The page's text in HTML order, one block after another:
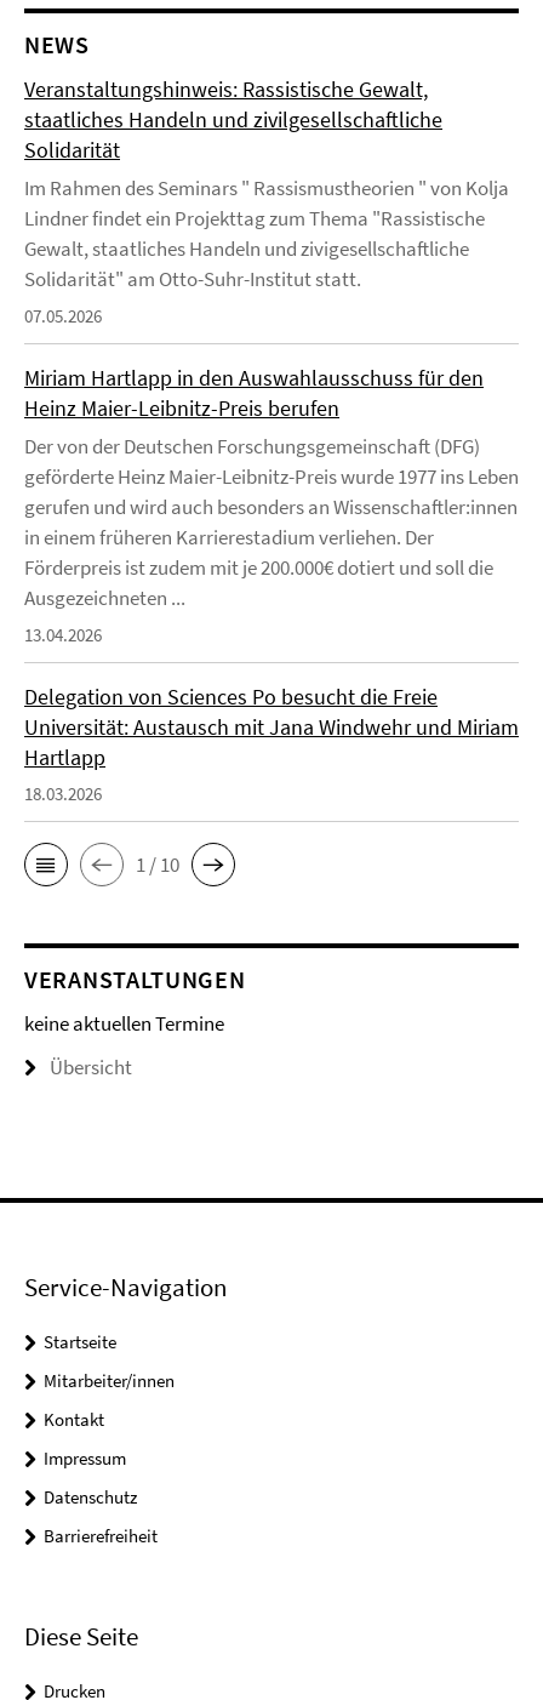
NEWS
Veranstaltungshinweis: Rassistische Gewalt,
staatliches Handeln und zivilgesellschaftliche
Solidarität
Im Rahmen des Seminars " Rassismustheorien " von Kolja
Lindner findet ein Projekttag zum Thema "Rassistische
Gewalt, staatliches Handeln und zivigesellschaftliche
Solidarität" am Otto-Suhr-Institut statt.
07.05.2026
Miriam Hartlapp in den Auswahlausschuss für den
Heinz Maier-Leibnitz-Preis berufen
Der von der Deutschen Forschungsgemeinschaft (DFG)
geförderte Heinz Maier-Leibnitz-Preis wurde 1977 ins Leben
gerufen und wird auch besonders an Wissenschaftler:innen
in einem früheren Karrierestadium verliehen. Der
Förderpreis ist zudem mit je 200.000€ dotiert und soll die
Ausgezeichneten ...
13.04.2026
Delegation von Sciences Po besucht die Freie
Universität: Austausch mit Jana Windwehr und Miriam
Hartlapp
18.03.2026
1 / 10
VERANSTALTUNGEN
keine aktuellen Termine
Übersicht
Service-Navigation
Startseite
Mitarbeiter/innen
Kontakt
Impressum
Datenschutz
Barrierefreiheit
Diese Seite
Drucken